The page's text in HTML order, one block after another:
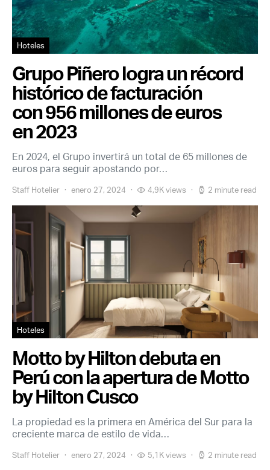
Hoteles
Grupo Piñero logra un récord
histórico de facturación
con 956 millones de euros
en 2023
En 2024, el Grupo invertirá un total de 65 millones de
euros para seguir apostando por…
Staff Hotelier enero 27, 2024 4,9K views 2 minute read
Hoteles
Motto by Hilton debuta en
Perú con la apertura de Motto
by Hilton Cusco
La propiedad es la primera en América del Sur para la
creciente marca de estilo de vida…
Staff Hotelier enero 27, 2024 5,1K views 2 minute read